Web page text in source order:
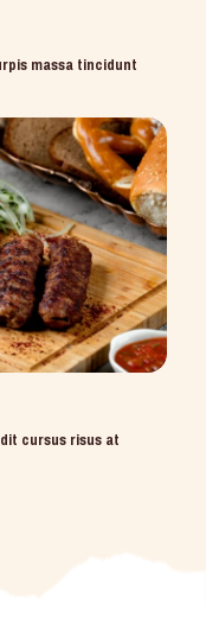
massa tincidunt
cursus risus at